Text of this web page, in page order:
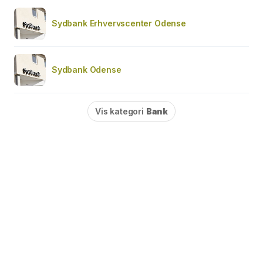
Sydbank Erhvervscenter Odense
Sydbank Odense
Vis kategori Bank